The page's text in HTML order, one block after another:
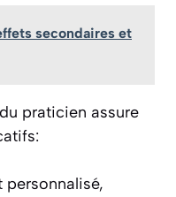
secondaires et
praticien assure